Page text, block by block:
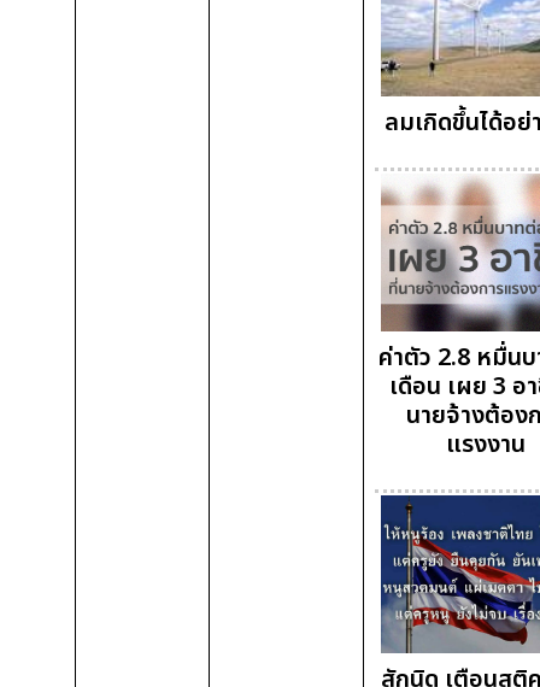
ลมเกิดขึ้นได้อย่
ค่าตัว 2.8 หมื่น
เดือน เผย 3 อ
นายจ้างต้อง
แรงงาน